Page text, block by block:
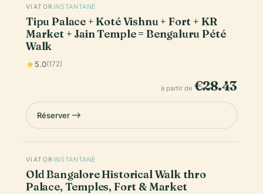
VIATOR INSTANTANÉ
Tipu Palace + Koté Vishnu + Fort + KR
Market + Jain Temple = Bengaluru Pété
Walk
5.0(172)
à partir de €28.43
Réserver
VIATOR INSTANTANÉ
Old Bangalore Historical Walk thro
Palace, Temples, Fort & Market